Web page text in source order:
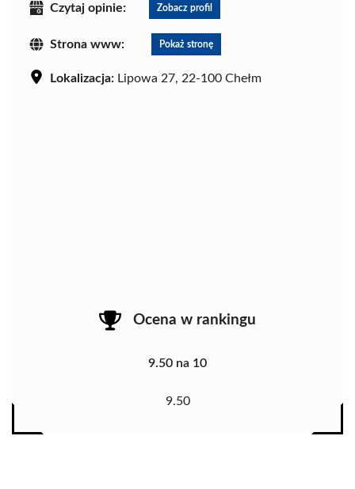
Czytaj opinie: Zobacz profil
Strona www: Pokaż stronę
Lokalizacja: Lipowa 27, 22-100 Chełm
Ocena w rankingu
9.50 na 10
9.50